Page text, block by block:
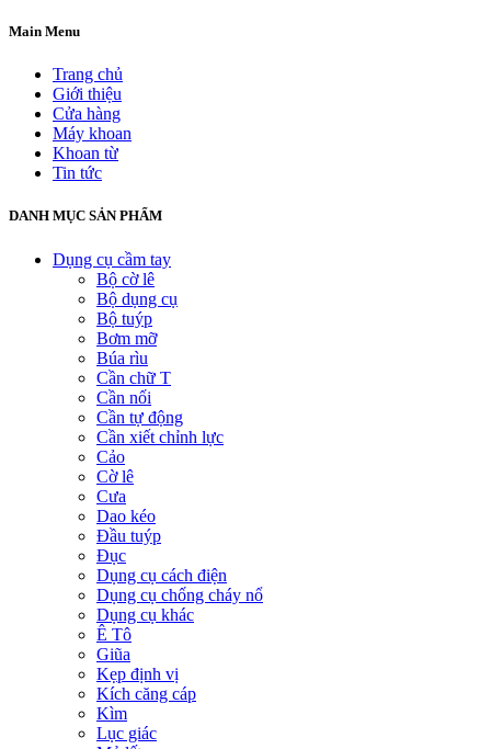
Main Menu
Trang chủ
Giới thiệu
Cửa hàng
Máy khoan
Khoan từ
Tin tức
DANH MỤC SẢN PHẨM
Dụng cụ cầm tay
Bộ cờ lê
Bộ dụng cụ
Bộ tuýp
Bơm mỡ
Búa rìu
Cần chữ T
Cần nối
Cần tự động
Cần xiết chỉnh lực
Cảo
Cờ lê
Cưa
Dao kéo
Đầu tuýp
Đục
Dụng cụ cách điện
Dụng cụ chống cháy nổ
Dụng cụ khác
Ê Tô
Giũa
Kẹp định vị
Kích căng cáp
Kìm
Lục giác